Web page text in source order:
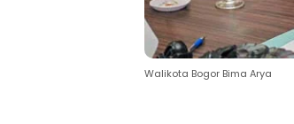
Walikota Bogor Bima Arya